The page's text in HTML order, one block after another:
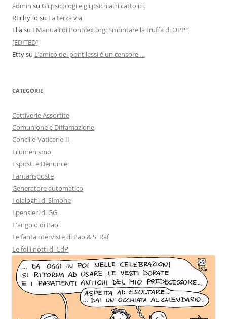
admin su Gli psicologi e gli psichiatri cattolici.
RIichyTo su La terza via
Eliasu I Manuali di Pontilex.org: Smontare la truffa di OPPT
[EDITED]
Ettysu L’amico dei pontilessi è un censore …
CATEGORIE
Cattiverie Assortite
Comunione e Diffamazione
Concilio Vaticano II
Ecumenismo
Esposti e Denunce
Fantarisposte
Generatore automatico
I dialoghi di Simone
I pensieri di GG
L'angolo di Pao
Le fantainterviste di Pao & S_Raf
Le folli notti di CdP